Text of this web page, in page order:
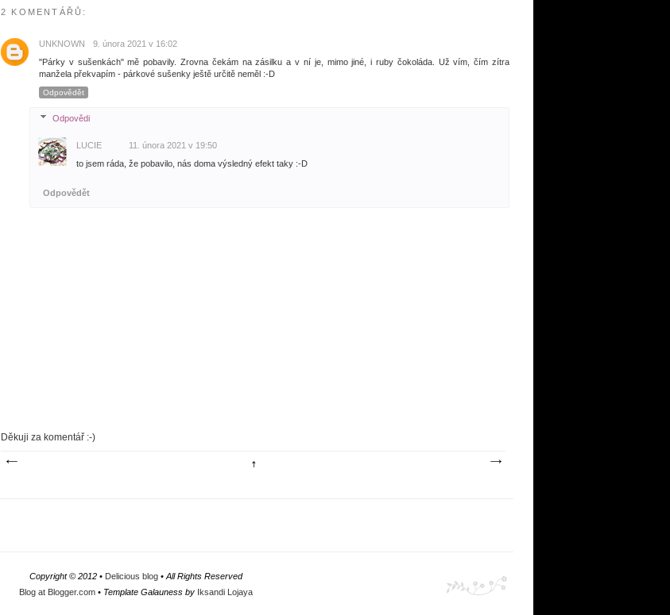
2 KOMENTÁŘŮ:
UNKNOWN
9. února 2021 v 16:02
"Párky v sušenkách" mě pobavily. Zrovna čekám na zásilku a v ní je, mimo jiné, i ruby čokoláda. Už vím, čím zítra
manžela překvapím - párkové sušenky ještě určitě neměl :-D
Odpovědět
Odpovědi
LUCIE
11. února 2021 v 19:50
to jsem ráda, že pobavilo, nás doma výsledný efekt taky :-D
Odpovědět
Děkuji za komentář :-)
Copyright © 2012 • Delicious blog • All Rights Reserved
Blog at Blogger.com • Template Galauness by Iksandi Lojaya